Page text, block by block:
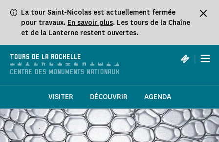
La tour Saint-Nicolas est actuellement fermée
pour travaux. En savoir plus. Les tours de la Chaîne
et de la Lanterne restent ouvertes.
TOURS DE LA ROCHELLE |
VISITER DÉCOUVRIR AGENDA